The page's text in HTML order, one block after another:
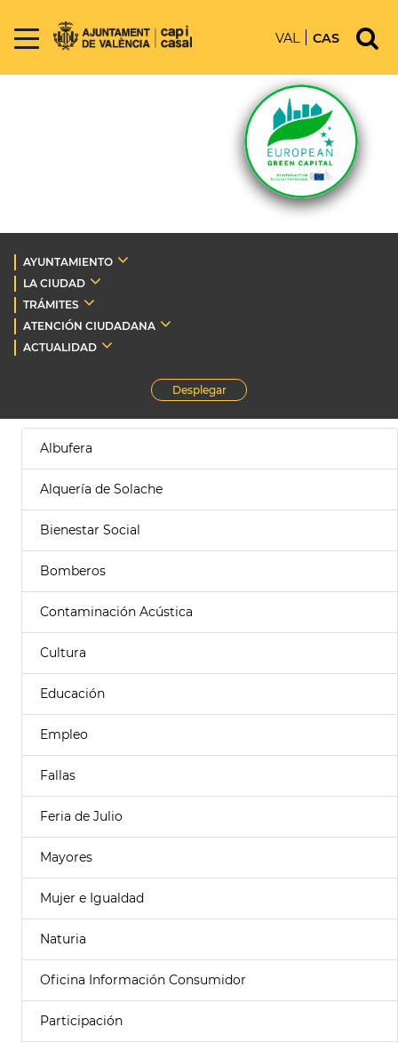
VAL CAS
AYUNTAMIENTO
LA CIUDAD
TRÁMITES
ATENCIÓN CIUDADANA
ACTUALIDAD
Desplegar
Albufera
Alquería de Solache
Bienestar Social
Bomberos
Contaminación Acústica
Cultura
Educación
Empleo
Fallas
Feria de Julio
Mayores
Mujer e Igualdad
Naturia
Oficina Información Consumidor
Participación